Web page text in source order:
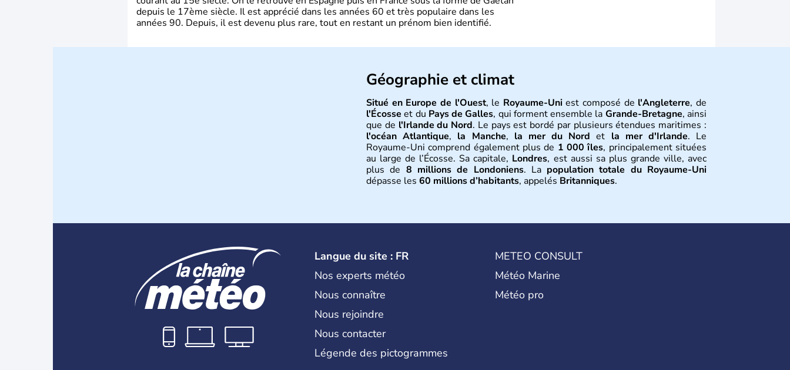
depuis le 17ème siècle. Il est apprécié dans les années 60 et très populaire dans les
années 90. Depuis, il est devenu plus rare, tout en restant un prénom bien identifié.
Géographie et climat
Situé en Europe de l'Ouest, le Royaume-Uniest composé de l'Angleterre, de
l'Écosse et du Pays de Galles, qui forment ensemble la Grande-Bretagne, ainsi
que de l'Irlande du Nord. Le pays est bordé par plusieurs étendues maritimes :
l'océan Atlantique, la Manche, la mer du Nord et la mer d'Irlande. Le
Royaume-Uni comprend également plus de 1 000 îles, principalement situées
au large de l’Écosse. Sa capitale, Londres, est aussi sa plus grande ville, avec
plus de 8 millions de Londoniens. La population totale du Royaume-Uni
dépasse les 60 millions d’habitants, appelés Britanniques.
Siècle des Lumières
, il s’illustre enlittérature, ensciences
Il devient en 1807 la première nation à abolir lecommerce d’esclaves
de l’Union Européenne à partir de 1973, le
influençant durablement son développement. Son
Langue du site : FR
Nos experts météo
Nous connaître
Nous rejoindre
Nous contacter
Légende des pictogrammes
METEO CONSULT
Météo Marine
Météo pro